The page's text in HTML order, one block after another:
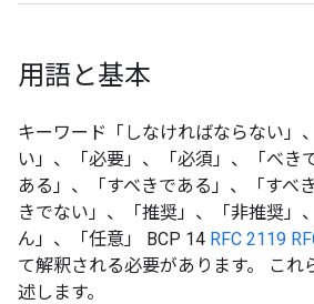
用語と基本
キーワード「しなければならない」
い」、「必要」、「必須」、「べき
ある」、「すべきである」、「すべ
きでない」、「推奨」、「非推奨」
ん」、「任意」 BCP 14 RFC 2119
て解釈される必要があります。 これ
述します。